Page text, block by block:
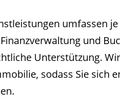
umfassen
und
Unterstützung.
sodass Sie sich